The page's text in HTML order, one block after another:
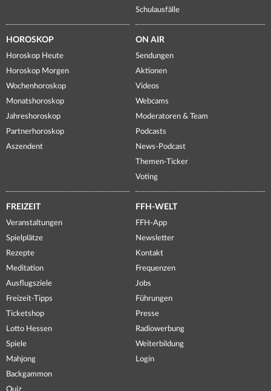
Schulausfälle
HOROSKOP
Horoskop Heute
Horoskop Morgen
Wochenhoroskop
Monatshoroskop
Jahreshoroskop
Partnerhoroskop
Aszendent
ON AIR
Sendungen
Aktionen
Videos
Webcams
Moderatoren & Team
Podcasts
News-Podcast
Themen-Ticker
Voting
FREIZEIT
Veranstaltungen
Spielplätze
Rezepte
Meditation
Ausflugsziele
Freizeit-Tipps
Ticketshop
Lotto Hessen
Spiele
Mahjong
Backgammon
FFH-WELT
FFH-App
Newsletter
Kontakt
Frequenzen
Jobs
Führungen
Presse
Radiowerbung
Weiterbildung
Login